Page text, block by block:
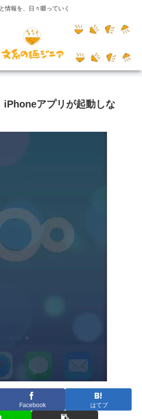
情報を、日々啜っていく
iPhoneアプリが起動しな
Facebook はてブ